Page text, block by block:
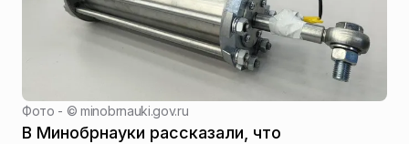
Фото - ©minobrnauki.gov.ru
В Минобрнауки рассказали, что